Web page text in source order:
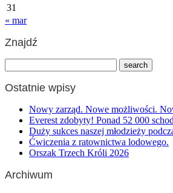
31
« mar
Znajdź
Ostatnie wpisy
Nowy zarząd. Nowe możliwości.
Everest zdobyty! Ponad 52 000
Duży sukces naszej młodzieży
Ćwiczenia z ratownictwa lodowego.
Orszak Trzech Króli 2026
Archiwum